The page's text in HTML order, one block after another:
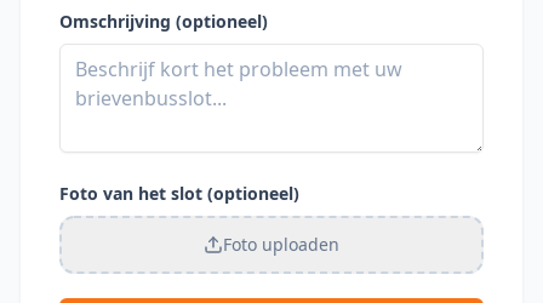
Omschrijving (optioneel)
Foto van het slot (optioneel)
Foto uploaden